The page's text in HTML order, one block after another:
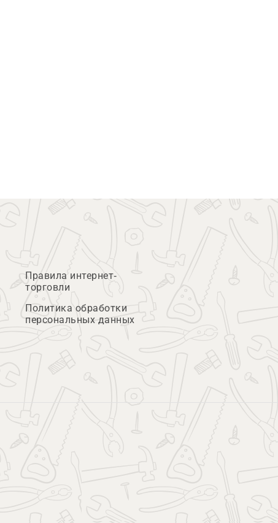
Правила интернет-
торговли
Политика обработки
персональных данных